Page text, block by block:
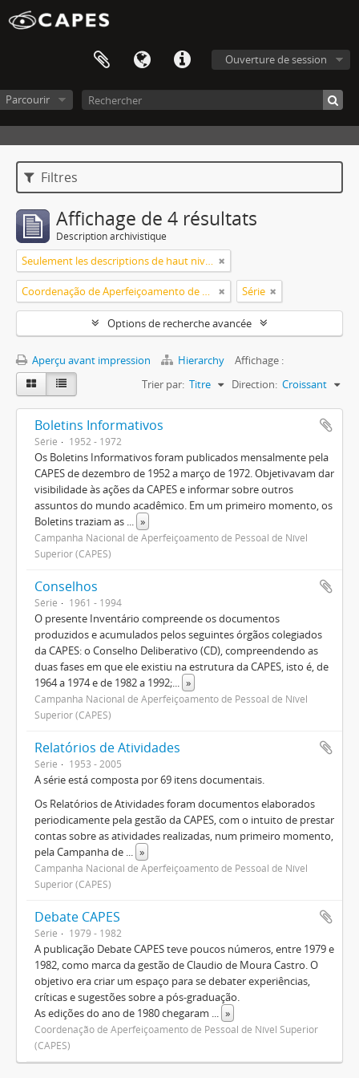
Ouverture de session
Parcourir
Filtres
Affichage de 4 résultats
Description archivistique
Seulement les descriptions de haut niveau
Coordenação de Aperfeiçoamento de Pessoal de Nível Superior (CAPES) Série
Options de recherche avancée
Aperçu avant impression Hierarchy
Affichage :
Trier par: Titre Direction: Croissant
Boletins Informativos
Série 1952 - 1972
Os Boletins Informativos foram publicados mensalmente pela
CAPES de dezembro de 1952 a março de 1972. Objetivavam dar
visibilidade às ações da CAPES e informar sobre outros
assuntos do mundo acadêmico. Em um primeiro momento, os
Boletins traziam as ... »
Campanha Nacional de Aperfeiçoamento de Pessoal de Nível
Superior (CAPES)
Conselhos
Série 1961 - 1994
O presente Inventário compreende os documentos
produzidos e acumulados pelos seguintes órgãos colegiados
da CAPES: o Conselho Deliberativo (CD), compreendendo as
duas fases em que ele existiu na estrutura da CAPES, isto é, de
1964 a 1974 e de 1982 a 1992;... »
Campanha Nacional de Aperfeiçoamento de Pessoal de Nível
Superior (CAPES)
Relatórios de Atividades
Série 1953 - 2005
A série está composta por 69 itens documentais.
Os Relatórios de Atividades foram documentos elaborados
periodicamente pela gestão da CAPES, com o intuito de prestar
contas sobre as atividades realizadas, num primeiro momento,
pela Campanha de ... »
Campanha Nacional de Aperfeiçoamento de Pessoal de Nível
Superior (CAPES)
Debate CAPES
Série 1979 - 1982
A publicação Debate CAPES teve poucos números, entre 1979 e
1982, como marca da gestão de Claudio de Moura Castro. O
objetivo era criar um espaço para se debater experiências,
críticas e sugestões sobre a pós-graduação.
As edições do ano de 1980 chegaram ... »
Coordenação de Aperfeiçoamento de Pessoal de Nível Superior
(CAPES)